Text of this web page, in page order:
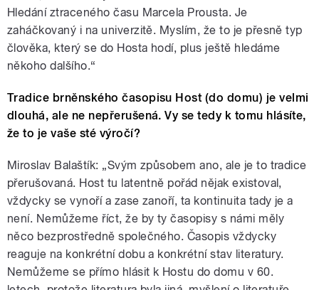
Hledání ztraceného času Marcela Prousta. Je
zaháčkovaný i na univerzitě. Myslím, že to je přesně typ
člověka, který se do Hosta hodí, plus ještě hledáme
někoho dalšího.“
Tradice brněnského časopisu Host (do domu) je velmi
dlouhá, ale ne nepřerušená. Vy se tedy k tomu hlásíte,
že to je vaše sté výročí?
Miroslav Balaštík: „Svým způsobem ano, ale je to tradice
přerušovaná. Host tu latentně pořád nějak existoval,
vždycky se vynoří a zase zanoří, ta kontinuita tady je a
není. Nemůžeme říct, že by ty časopisy s námi měly
něco bezprostředně společného. Časopis vždycky
reaguje na konkrétní dobu a konkrétní stav literatury.
Nemůžeme se přímo hlásit k Hostu do domu v 60.